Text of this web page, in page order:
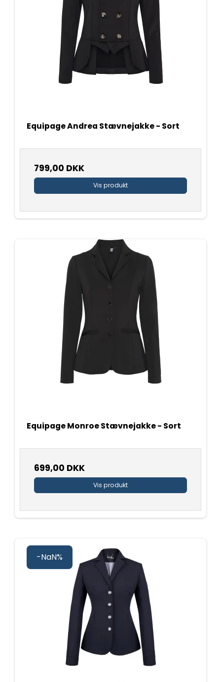
Equipage Andrea Stævnejakke - Sort
799,00 DKK
Vis produkt
Equipage Monroe Stævnejakke - Sort
699,00 DKK
Vis produkt
-NaN%